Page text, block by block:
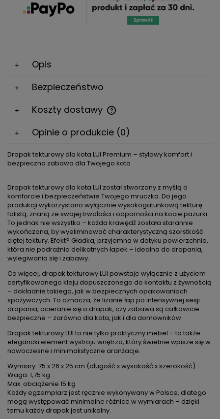
Opis
Bezpieczeństwo
Koszty dostawy
Cena nie zawiera ewentualnych kosztów płatności
Opinie o produkcie (0)
Drapak tekturowy dla kota LUI Premium – stylowy komfort i
bezpieczna zabawa dla Twojego kota
Drapak tekturowy dla kota LUI został stworzony z myślą o
komforcie i bezpieczeństwie Twojego mruczka. Do jego
produkcji wykorzystano wyłącznie wysokogatunkową tekturę
falistą, znaną ze swojej trwałości i odporności na kocie pazurki.
To jednak nie wszystko – każda krawędź została starannie
wykończona, by wyeliminować charakterystyczną szorstkość
ciętej tektury. Efekt? Gładka, przyjemna w dotyku powierzchnia,
która nie podrażnia delikatnych łapek – idealna do drapania,
wylegiwania się i zabawy.
Co więcej, drapak tekturowy LUI powstaje wyłącznie z użyciem
certyfikowanego kleju dopuszczonego do kontaktu z żywnością
– dokładnie takiego, jak w bezpiecznych opakowaniach
spożywczych. To oznacza, że lizanie łap po intensywnej sesji
drapania, ocieranie się o drapak, czy zabawa są całkowicie
bezpieczne – zarówno dla kota, jak i dla domowników.
Drapak tekturowy LUI to nie tylko praktyczny mebel – to także
elegancki element wystroju wnętrza, który świetnie wpisze się w
nowoczesne i minimalistyczne aranżacje.
Wymiary: 75 x 26 x 25 cm (długość x wysokość x szerokość)
Waga: 1,75 kg
Max. obciążenie 15 kg
Każdy egzemplarz jest ręcznie wykonywany w Polsce, dlatego
mogą występować minimalne różnice w wymiarach – dzięki
temu każdy drapak jest unikalny.